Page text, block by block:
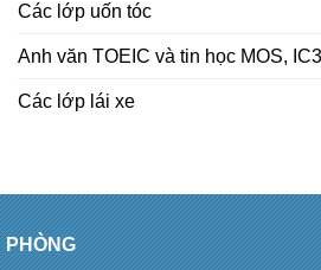
Các lớp uốn tóc
Anh văn TOEIC và tin học MOS, IC3
Các lớp lái xe
PHÒNG